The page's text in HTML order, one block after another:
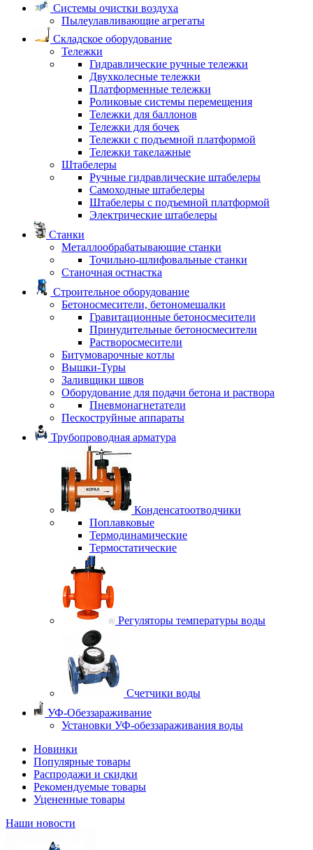
Системы очистки воздуха
Пылеулавливающие агрегаты
Складское оборудование
Тележки
Гидравлические ручные тележки
Двухколесные тележки
Платформенные тележки
Роликовые системы перемещения
Тележки для баллонов
Тележки для бочек
Тележки с подъемной платформой
Тележки такелажные
Штабелеры
Ручные гидравлические штабелеры
Самоходные штабелеры
Штабелеры с подъемной платформой
Электрические штабелеры
Станки
Металлообрабатывающие станки
Точильно-шлифовальные станки
Станочная остнастка
Строительное оборудование
Бетоносмесители, бетономешалки
Гравитационные бетоносмесители
Принудительные бетоносмесители
Растворосмесители
Битумоварочные котлы
Вышки-Туры
Заливщики швов
Оборудование для подачи бетона и раствора
Пневмонагнетатели
Пескоструйные аппараты
Трубопроводная арматура
Конденсатоотводчики
Поплавковые
Термодинамические
Термостатические
Регуляторы температуры воды
Счетчики воды
УФ-Обеззараживание
Установки УФ-обеззараживания воды
Новинки
Популярные товары
Распродажи и скидки
Рекомендуемые товары
Уцененные товары
Наши новости